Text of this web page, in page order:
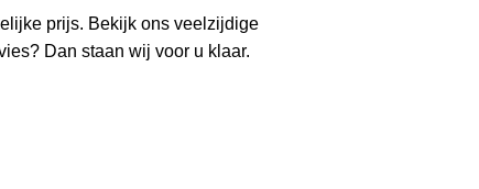
prijs. Bekijk ons veelzijdige
Dan staan wij voor u klaar.